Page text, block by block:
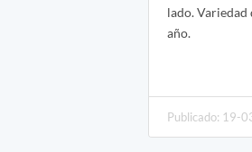
lado. Variedad
año.
Publicado: 19-